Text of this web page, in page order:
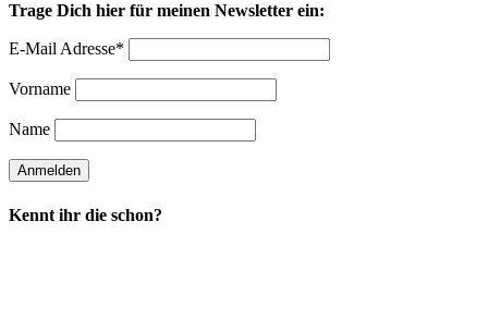
Trage Dich hier für meinen Newsletter ein:
E-Mail Adresse*
Vorname
Name
Kennt ihr die schon?